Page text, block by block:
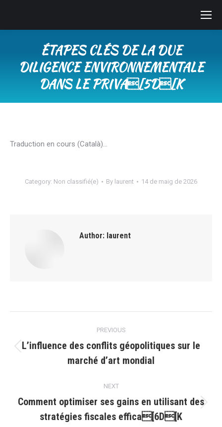
ÉTAPES CLÉS DE LA DUE
DILIGENCE ENVIRONNEMENTALE
DANS LE PRIVA[5D[K
Traduction en cours (Català)…
Category: Non classifié(e) By laurent 14 de maig de 2026
Author: laurent
navigation
PREVIOUS
Previous
post:
L’influence des conflits géopolitiques sur le
marché d’art mondial
NEXT
Next
post:
Comment optimiser ses gains en utilisant des
stratégies fiscales effica[6D[K